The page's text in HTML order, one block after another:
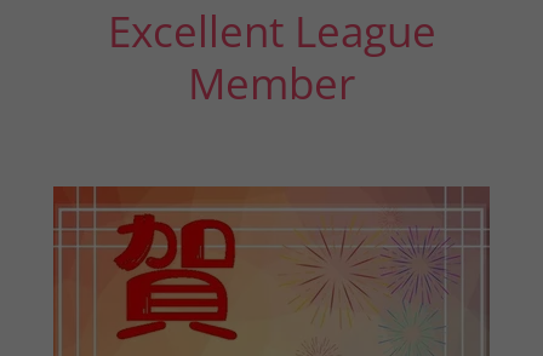
Excellent League
Member